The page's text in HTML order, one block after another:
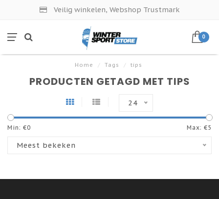
Veilig winkelen, Webshop Trustmark
0
Home / Tags / tips
PRODUCTEN GETAGD MET TIPS
24
Min: €0 Max: €5
Meest bekeken